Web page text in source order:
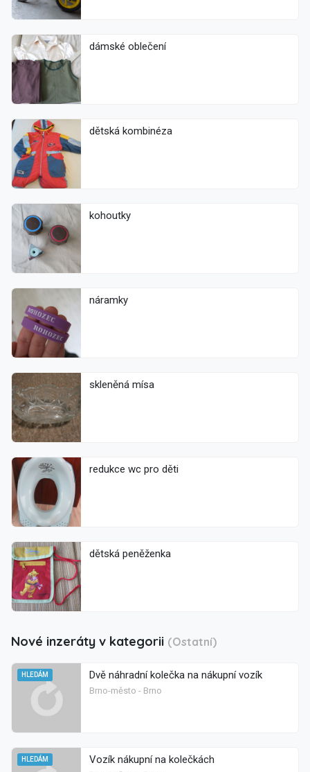
dámské oblečení
dětská kombinéza
kohoutky
náramky
skleněná mísa
redukce wc pro děti
dětská peněženka
Nové inzeráty v kategorii (Ostatní)
HLEDÁM Dvě náhradní kolečka na nákupní vozík
Brno-město - Brno
HLEDÁM Vozík nákupní na kolečkách